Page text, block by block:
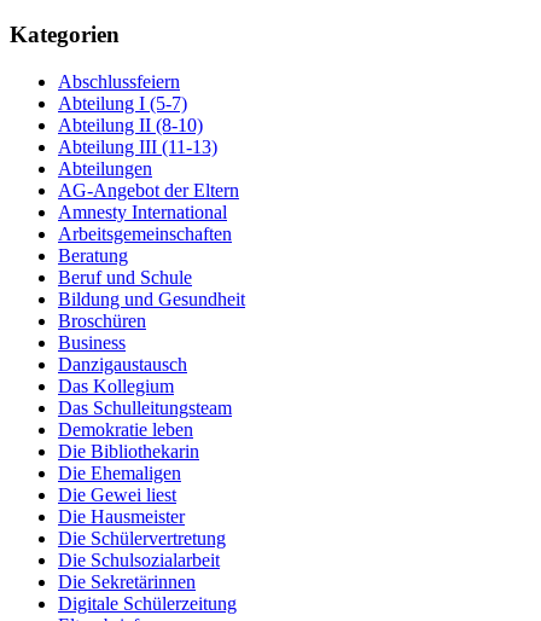
Kategorien
Abschlussfeiern
Abteilung I (5-7)
Abteilung II (8-10)
Abteilung III (11-13)
Abteilungen
AG-Angebot der Eltern
Amnesty International
Arbeitsgemeinschaften
Beratung
Beruf und Schule
Bildung und Gesundheit
Broschüren
Business
Danzigaustausch
Das Kollegium
Das Schulleitungsteam
Demokratie leben
Die Bibliothekarin
Die Ehemaligen
Die Gewei liest
Die Hausmeister
Die Schülervertretung
Die Schulsozialarbeit
Die Sekretärinnen
Digitale Schülerzeitung